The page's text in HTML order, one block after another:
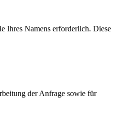
Ihres Namens erforderlich. Diese
der Anfrage sowie für